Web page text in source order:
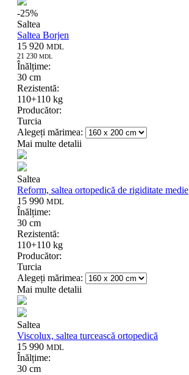
-25%
Saltea
Saltea Borjen
15 920 MDL
21 230 MDL
Înălțime:
30 cm
Rezistentă:
110+110 kg
Producător:
Turcia
Alegeți mărimea:
Mai multe detalii
Saltea
Reform, saltea ortopedică de rigiditate medie
15 990 MDL
Înălțime:
30 cm
Rezistentă:
110+110 kg
Producător:
Turcia
Alegeți mărimea:
Mai multe detalii
Saltea
Viscolux, saltea turcească ortopedică
15 990 MDL
Înălțime:
30 cm